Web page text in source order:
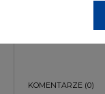
KOMENTARZE (0)